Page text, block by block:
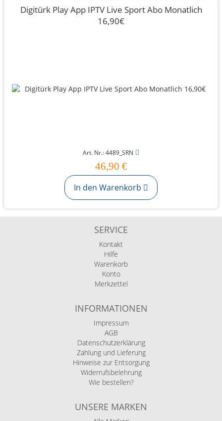
Digitürk Play App IPTV Live Sport Abo Monatlich
16,90€
Art. Nr.: 4489_SRN
46,90 €
In den Warenkorb
SERVICE
Kontakt
Hilfe
Warenkorb
Konto
Merkzettel
INFORMATIONEN
Impressum
AGB
Datenschutzerklärung
Zahlung und Lieferung
Hinweise zur Entsorgung
Widerrufsbelehrung
Wie bestellen?
UNSERE MARKEN